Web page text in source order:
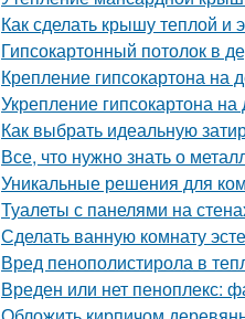
Как сделать крышу теплой и
Гипсокартонный потолок в
Крепление гипсокартона
Укрепление гипсокартона
Как выбрать идеальную
Все, что нужно знать о
Уникальные решения для
Туалеты с панелями на
Сделать ванную комнату
Вред пенополистирола в
Вреден или нет пеноплекс: